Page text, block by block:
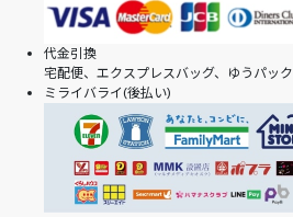
代金引換
宅配便、エクスプレスバッグ、ゆうパック
ミライバライ(後払い)